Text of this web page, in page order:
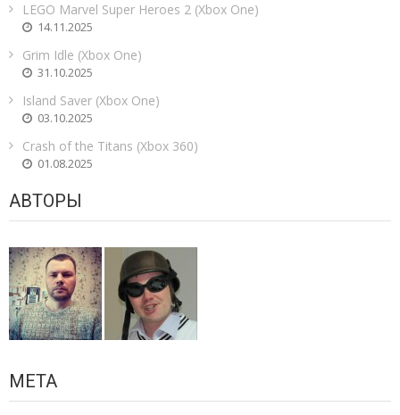
LEGO Marvel Super Heroes 2 (Xbox One)
14.11.2025
Grim Idle (Xbox One)
31.10.2025
Island Saver (Xbox One)
03.10.2025
Crash of the Titans (Xbox 360)
01.08.2025
АВТОРЫ
МЕТА